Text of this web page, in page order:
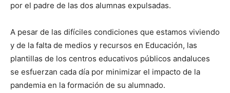
por el padre de las dos alumnas expulsadas.
A pesar de las difíciles condiciones que estamos viviendo
y de la falta de medios y recursos en Educación, las
plantillas de los centros educativos públicos andaluces
se esfuerzan cada día por minimizar el impacto de la
pandemia en la formación de su alumnado.